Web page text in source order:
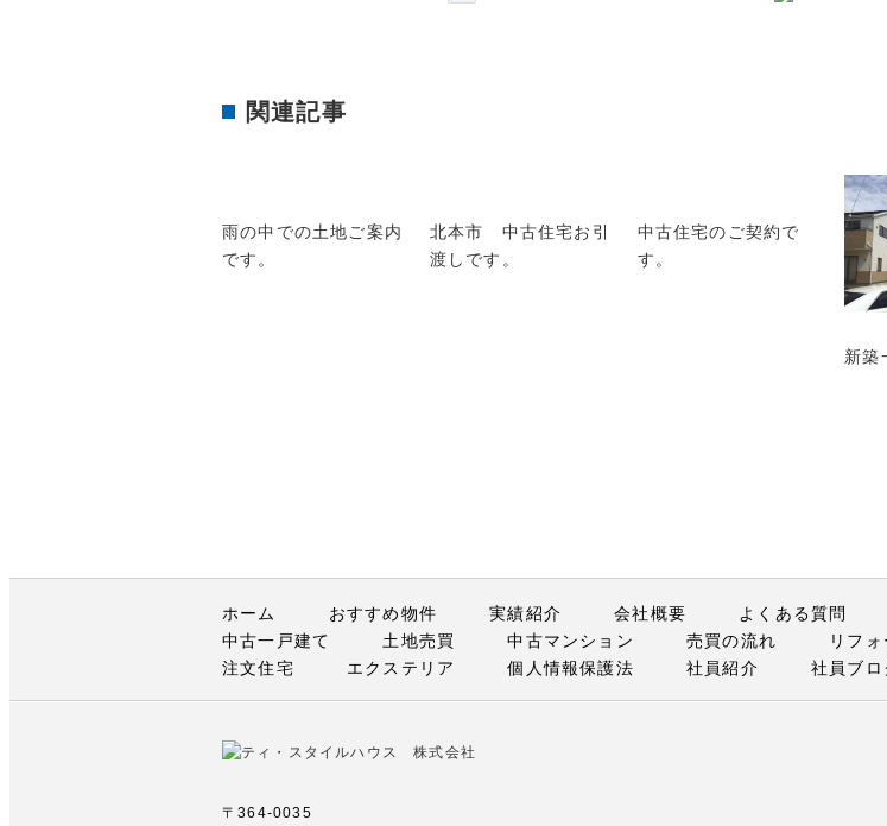
関連記事
雨の中での土地ご案内
です。
北本市 中古住宅お引
渡しです。
中古住宅のご契約で
す。
新築
ホーム おすすめ物件 実績紹介 会社概要 よくある質問
中古一戸建て
土地売買 中古マンション 売買の流れ リフ
注文住宅
エクステリア 個人情報保護法 社員紹介 社員ブロ
〒364-0035